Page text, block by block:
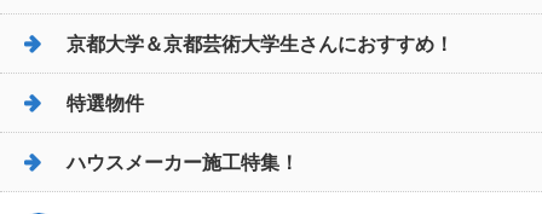
京都大学＆京都芸術大学生さんにおすすめ！
特選物件
ハウスメーカー施工特集！